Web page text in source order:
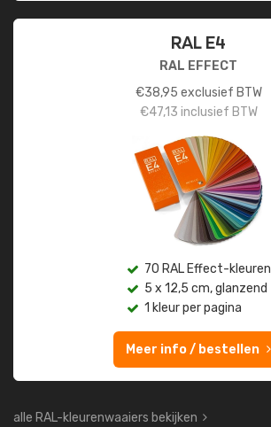
RAL E4
RAL EFFECT
€38,95 exclusief BTW
€47,13 inclusief BTW
70 RAL Effect-kleuren
5 x 12,5 cm, glanzend
1 kleur per pagina
Meer info / bestellen
alle RAL-kleurenwaaiers bekijken